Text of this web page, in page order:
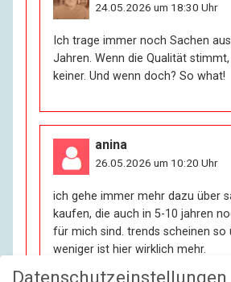
24.05.2026 um 18:30 Uhr
Ich trage immer noch Sachen
Jahren. Wenn die Qualität
keiner. Und wenn doch? So what!
anina
26.05.2026 um 10:20 Uhr
ich gehe immer mehr dazu über
kaufen, die auch in 5-10 jahren
für mich sind. trends scheinen so
weniger ist hier wirklich mehr.
Datenschutzeinstellungen